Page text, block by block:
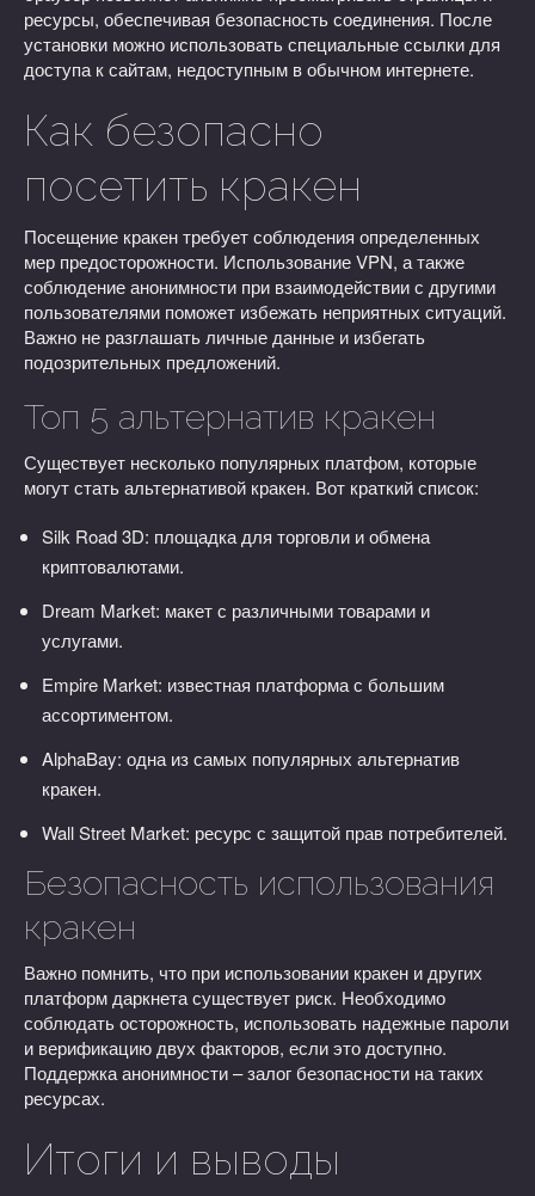
ресурсы, обеспечивая безопасность соединения. После
установки можно использовать специальные ссылки для
доступа к сайтам, недоступным в обычном интернете.
Как безопасно
посетить кракен
Посещение кракен требует соблюдения определенных
мер предосторожности. Использование VPN, а также
соблюдение анонимности при взаимодействии с другими
пользователями поможет избежать неприятных ситуаций.
Важно не разглашать личные данные и избегать
подозрительных предложений.
Топ 5 альтернатив кракен
Существует несколько популярных платфом, которые
могут стать альтернативой кракен. Вот краткий список:
Silk Road 3D: площадка для торговли и обмена
криптовалютами.
Dream Market: макет с различными товарами и
услугами.
Empire Market: известная платформа с большим
ассортиментом.
AlphaBay: одна из самых популярных альтернатив
кракен.
Wall Street Market: ресурс с защитой прав потребителей.
Безопасность использования
кракен
Важно помнить, что при использовании кракен и других
платформ даркнета существует риск. Необходимо
соблюдать осторожность, использовать надежные пароли
и верификацию двух факторов, если это доступно.
Поддержка анонимности – залог безопасности на таких
ресурсах.
Итоги и выводы